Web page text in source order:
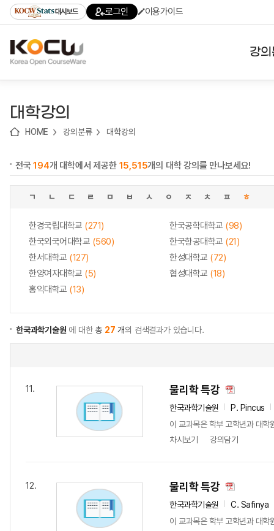
기
기
기
content)
가
대시보드 로그인 이용가이드
강
대학강의
HOME 강의분류 대학강의
전국194개 대학에서 제공한 15,515개의 대학 강의를 만나보세요!
ㄱ ㄴ ㄷ ㄹ ㅁ ㅂ ㅅ ㅇ ㅈ ㅊ ㅍ ㅎ
한경국립대학교 (271) 한국공학대학교 (98)
한국외국어대학교 (560) 한국항공대학교 (21)
한서대학교 (127) 한성대학교 (72)
한양여자대학교 (5) 협성대학교 (18)
홍익대학교 (13)
한국과학기술원 에 대한총 27 개의 검색결과가 있습니다.
11. 물리학 특강
한국과학기술원
P. Pincus
이 교과목은 학부 고학년과 대학
차시보기
강의담기
12. 물리학 특강
한국과학기술원
C. Safinya
이 교과목은 학부 고학년과 대학